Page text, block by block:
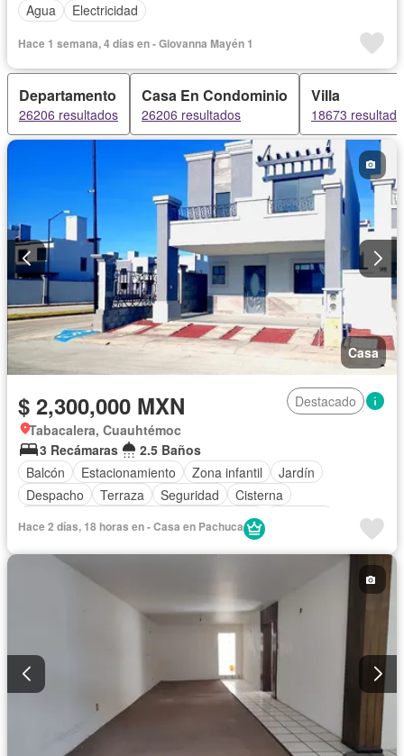
Agua
Electricidad
Hace 1 semana, 4 días en - Giovanna Mayén 1
Departamento
26206 resultados
Casa En Condominio
26206 resultados
Villa
18673
Casa
$ 2,300,000 MXN
Destacado
Tabacalera, Cuauhtémoc
3 Recámaras
2.5 Baños
Balcón
Estacionamiento Zona infantil
Jardín
Despacho
Terraza Seguridad
Cisterna
Acceso para personas con discapacidad
Internet
Permite mascotas
Parcialmente amueblado
Hace 2 días, 18 horas en - Casa en Pachuca